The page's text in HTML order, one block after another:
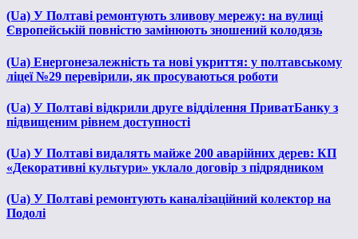
(Ua) У Полтаві ремонтують зливову мережу: на вулиці
Європейській повністю замінюють зношений колодязь
(Ua) Енергонезалежність та нові укриття: у полтавському
ліцеї №29 перевірили, як просуваються роботи
(Ua) У Полтаві відкрили друге відділення ПриватБанку з
підвищеним рівнем доступності
(Ua) У Полтаві видалять майже 200 аварійних дерев: КП
«Декоративні культури» уклало договір з підрядником
(Ua) У Полтаві ремонтують каналізаційний колектор на
Подолі